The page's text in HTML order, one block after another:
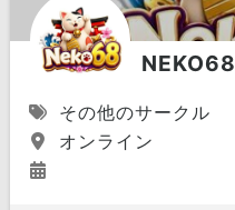
NEKO68
その他のサークル
オンライン